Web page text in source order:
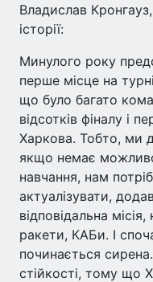
Владислав
історії:
Минулого року
перше місце на
що було багато
відсотків фіналу і
Харкова. Тобто, ми
якщо немає
навчання, нам
актуалізувати,
відповідальна
ракети, КАБи. І
починається
стійкості, тому що